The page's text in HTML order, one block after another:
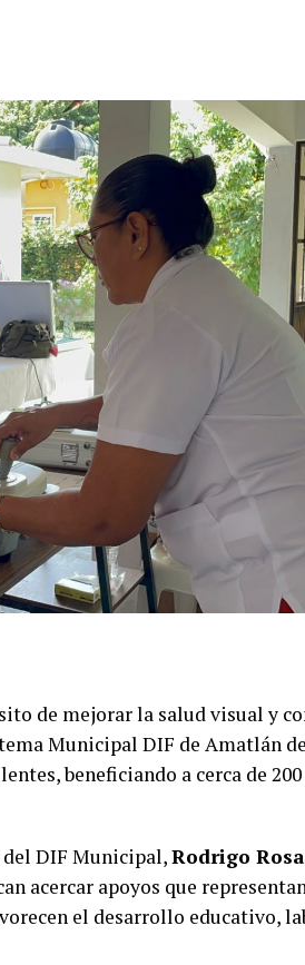
de mejorar la salud visual y
Municipal DIF de Amatlán
beneficiando a cerca de
del DIF Municipal,Rodrigo
acercar apoyos que
el desarrollo educativo,